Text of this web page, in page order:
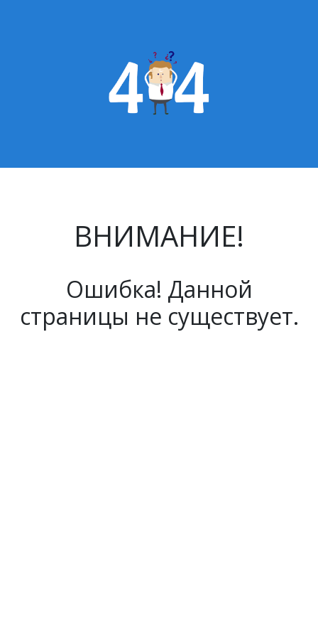
ВНИМАНИЕ!
Ошибка! Данной
страницы не существует.